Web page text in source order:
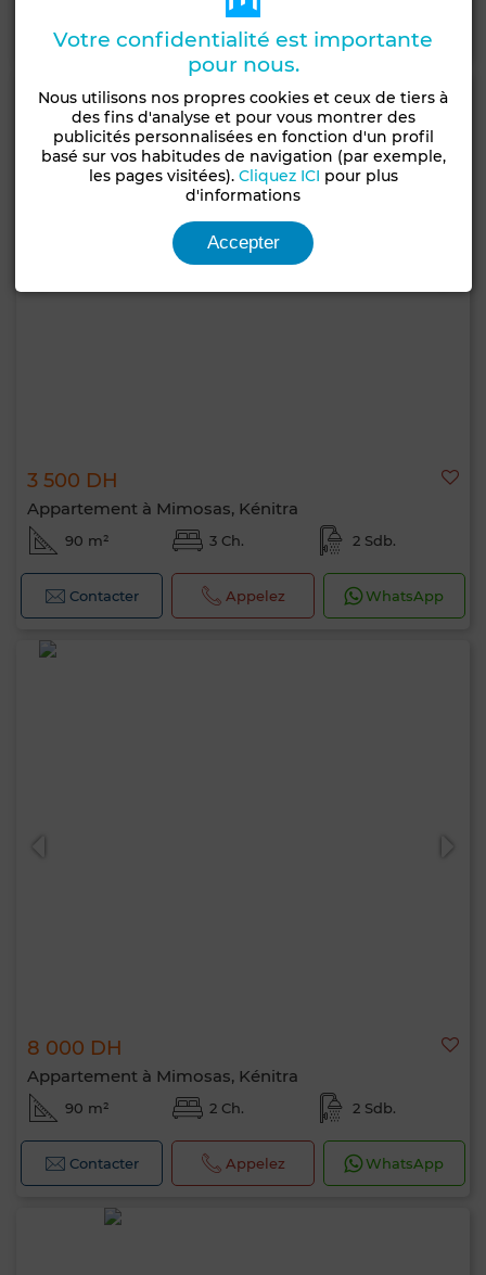
Appelez
3 500 DH
Appartement à Mimosas, Kénitra
90 m² 3 Ch. 2 Sdb.
Contacter Appelez WhatsApp
8 000 DH
Appartement à Mimosas, Kénitra
90 m² 2 Ch. 2 Sdb.
Contacter Appelez WhatsApp
Votre confidentialité est importante
pour nous.
Nous utilisons nos propres cookies et ceux de tiers à
des fins d'analyse et pour vous montrer des
publicités personnalisées en fonction d'un profil
basé sur vos habitudes de navigation (par exemple,
les pages visitées). Cliquez ICI pour plus
d'informations
Accepter